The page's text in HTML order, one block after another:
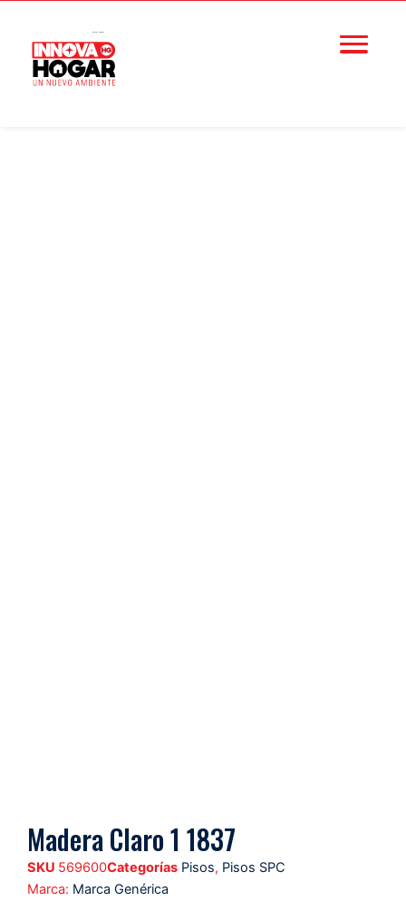
Madera Claro 1 1837
SKU 569600Categorías Pisos, Pisos SPC
Marca: Marca Genérica